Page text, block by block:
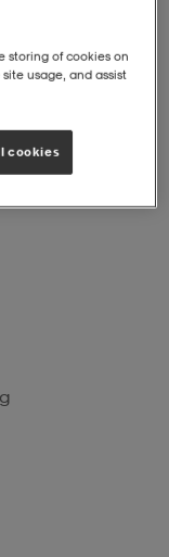
storing of cookies on
usage, and assist
cookies